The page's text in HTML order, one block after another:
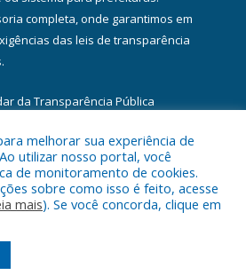
completa, onde garantimos em
das leis de transparência
da Transparência Pública
a Câmara Municipal de Floresta do
Araguaia.
Área Administrativa
melhorar sua experiência de
utilizar nosso portal, você
de monitoramento de cookies.
sobre como isso é feito, acesse
mais). Se você concorda, clique em